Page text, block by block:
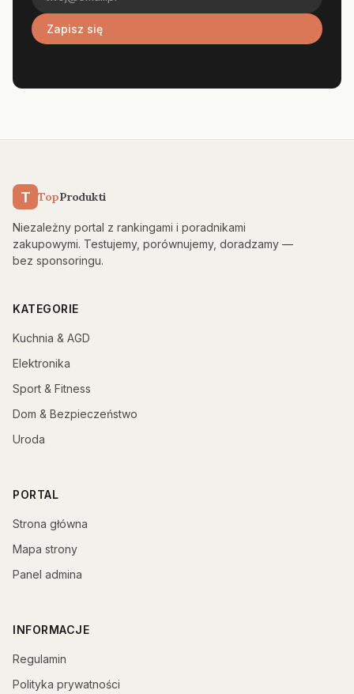
Zapisz się
T TopProdukti
Niezależny portal z rankingami i poradnikami
zakupowymi. Testujemy, porównujemy, doradzamy —
bez sponsoringu.
KATEGORIE
Kuchnia & AGD
Elektronika
Sport & Fitness
Dom & Bezpieczeństwo
Uroda
PORTAL
Strona główna
Mapa strony
Panel admina
INFORMACJE
Regulamin
Polityka prywatności